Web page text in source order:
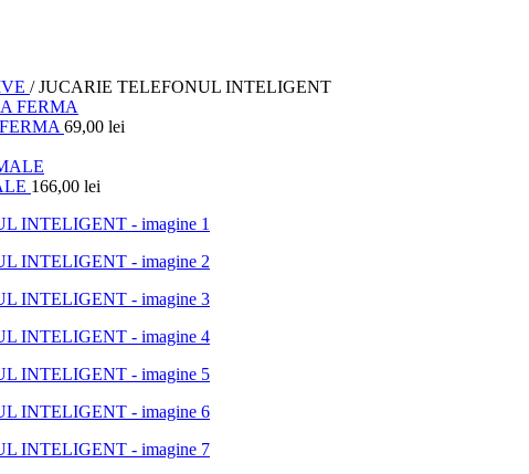
/ JUCARIE TELEFONUL INTELIGENT
69,00 lei
166,00 lei